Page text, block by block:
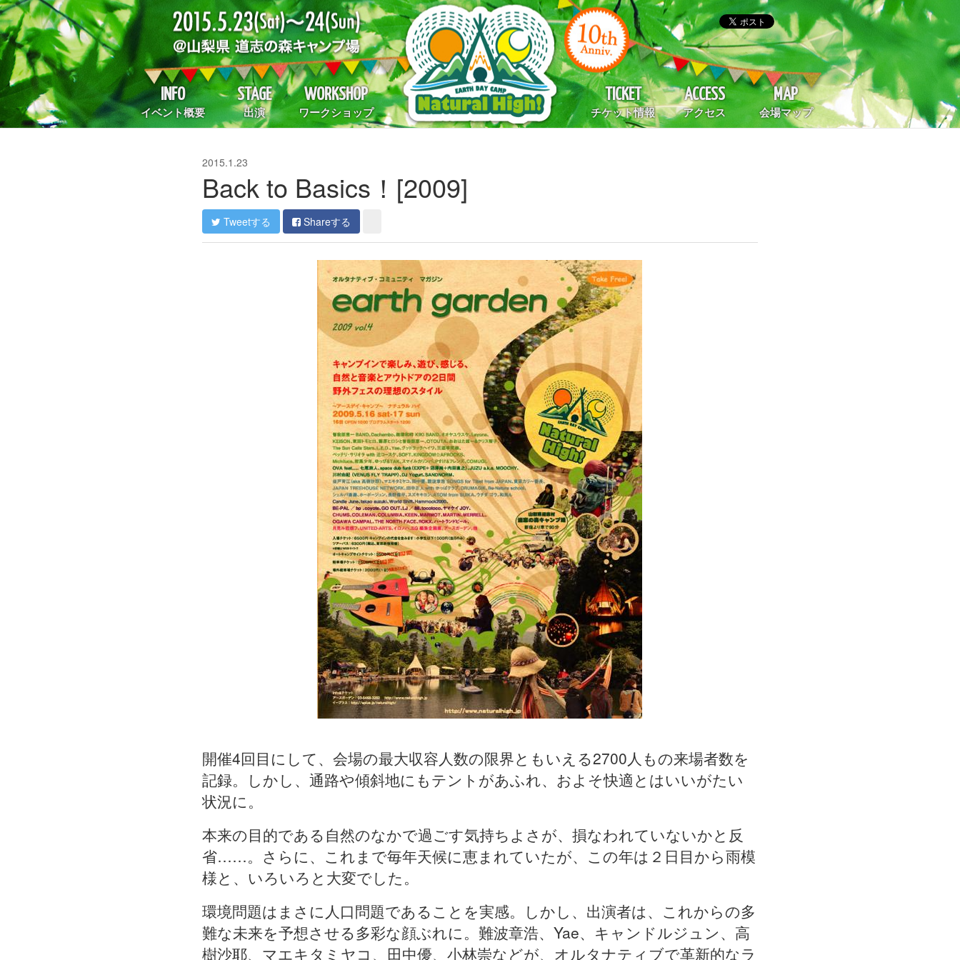
INFO
イベント概要
STAGE
出演
WORKSHOP
ワークショップ
TICKET
チケット情報
ACCESS
アクセス
MAP
会場マップ
2015.1.23
Back to Basics！[2009]
Tweetする Shareする
開催4回目にして、会場の最大収容人数の限界ともいえる2700人もの来場者数を
記録。しかし、通路や傾斜地にもテントがあふれ、およそ快適とはいいがたい
状況に。
本来の目的である自然のなかで過ごす気持ちよさが、損なわれていないかと反
省……。さらに、これまで毎年天候に恵まれていたが、この年は２日目から雨模
様と、いろいろと大変でした。
環境問題はまさに人口問題であることを実感。しかし、出演者は、これからの多
難な未来を予想させる多彩な顔ぶれに。難波章浩、Yae、キャンドルジュン、高
樹沙耶、マエキタミヤコ、田中優、小林崇などが、オルタナティブで革新的なラ